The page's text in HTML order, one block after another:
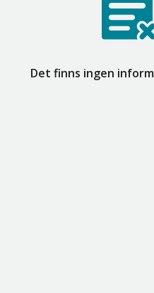
Det finns ingen